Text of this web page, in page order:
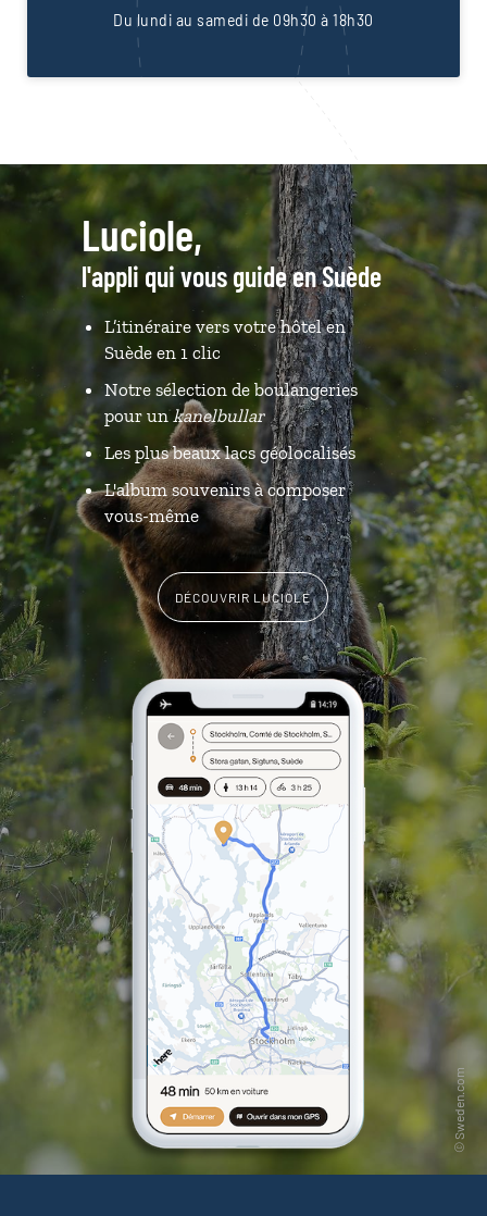
Du lundi au samedi de 09h30 à 18h30
Luciole,
l'appli qui vous guide en Suède
L’itinéraire vers votre hôtel en
Suède en 1 clic
Notre sélection de boulangeries
pour un kanelbullar
Les plus beaux lacs géolocalisés
L'album souvenirs à composer
vous-même
DÉCOUVRIR LUCIOLE